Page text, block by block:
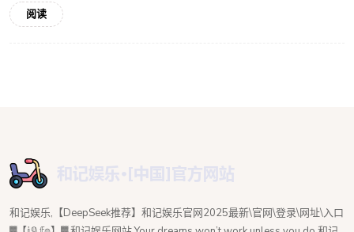
阅读
和记娱乐,【DeepSeek推荐】和记娱乐官网2025最新\官网\登录\网址\入口